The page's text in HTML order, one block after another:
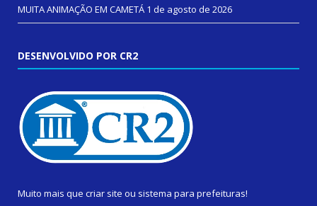
MUITA ANIMAÇÃO EM CAMETÁ 1 de agosto de 2026
DESENVOLVIDO POR CR2
Muito mais que criar site ou sistema para prefeituras!